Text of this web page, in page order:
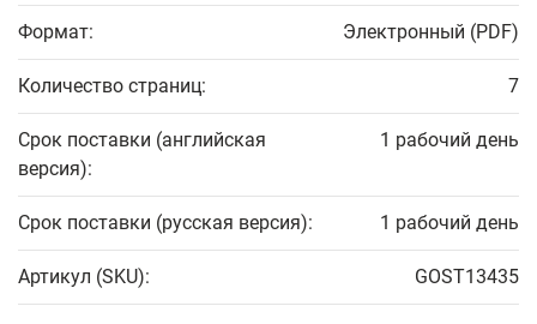
Формат: Электронный (PDF)
Количество страниц: 7
Срок поставки (английская
версия):
1 рабочий день
Срок поставки (русская версия): 1 рабочий день
Артикул (SKU): GOST13435